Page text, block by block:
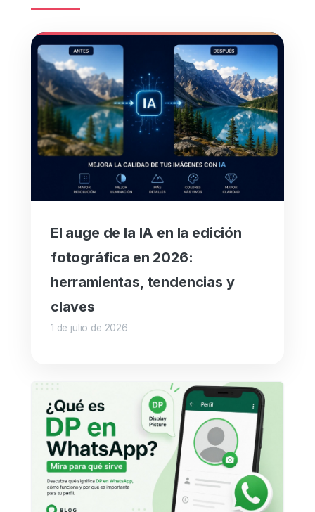
El auge de la IA en la edición
fotográfica en 2026:
herramientas, tendencias y
claves
1 de julio de 2026